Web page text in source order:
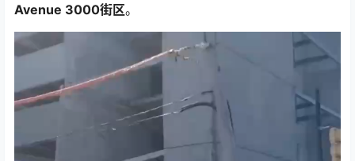
Avenue 3000街区。